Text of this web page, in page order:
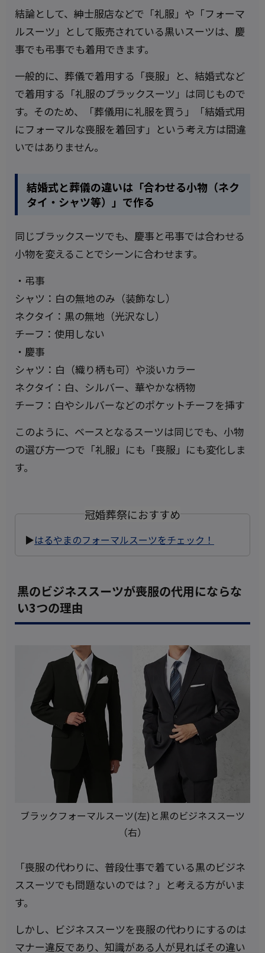
結論として、紳士服店などで「礼服」や「フォーマ
ルスーツ」として販売されている黒いスーツは、慶
事でも弔事でも着用できます。
一般的に、葬儀で着用する「喪服」と、結婚式など
で着用する「礼服のブラックスーツ」は同じもので
す。そのため、「葬儀用に礼服を買う」「結婚式用
にフォーマルな喪服を着回す」という考え方は間違
いではありません。
結婚式と葬儀の違いは「合わせる小物（ネク
タイ・シャツ等）」で作る
同じブラックスーツでも、慶事と弔事では合わせる
小物を変えることでシーンに合わせます。
・弔事
シャツ：白の無地のみ（装飾なし）
ネクタイ：黒の無地（光沢なし）
チーフ：使用しない
・慶事
シャツ：白（織り柄も可）や淡いカラー
ネクタイ：白、シルバー、華やかな柄物
チーフ：白やシルバーなどのポケットチーフを挿す
このように、ベースとなるスーツは同じでも、小物
の選び方一つで「礼服」にも「喪服」にも変化しま
す。
冠婚葬祭におすすめ
▶はるやまのフォーマルスーツをチェック！
黒のビジネススーツが喪服の代用にならな
い3つの理由
ブラックフォーマルスーツ(左)と黒のビジネススーツ
（右）
「喪服の代わりに、普段仕事で着ている黒のビジネ
ススーツでも問題ないのでは？」と考える方がいま
す。
しかし、ビジネススーツを喪服の代わりにするのは
マナー違反であり、知識がある人が見ればその違い